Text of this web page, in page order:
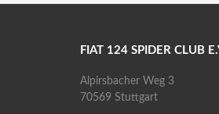
FIAT 124 SPIDER CLUB
Alpirsbacher Weg 3
70569 Stuttgart